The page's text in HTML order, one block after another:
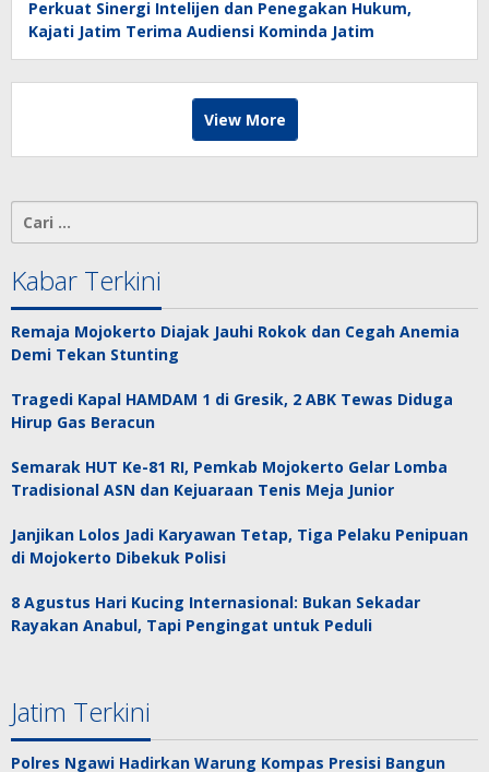
Perkuat Sinergi Intelijen dan Penegakan Hukum,
Kajati Jatim Terima Audiensi Kominda Jatim
View More
Cari
untuk:
Kabar Terkini
Remaja Mojokerto Diajak Jauhi Rokok dan Cegah Anemia
Demi Tekan Stunting
Tragedi Kapal HAMDAM 1 di Gresik, 2 ABK Tewas Diduga
Hirup Gas Beracun
Semarak HUT Ke-81 RI, Pemkab Mojokerto Gelar Lomba
Tradisional ASN dan Kejuaraan Tenis Meja Junior
Janjikan Lolos Jadi Karyawan Tetap, Tiga Pelaku Penipuan
di Mojokerto Dibekuk Polisi
8 Agustus Hari Kucing Internasional: Bukan Sekadar
Rayakan Anabul, Tapi Pengingat untuk Peduli
Jatim Terkini
Polres Ngawi Hadirkan Warung Kompas Presisi Bangun